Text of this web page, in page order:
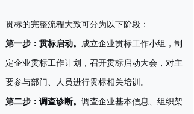
贯标的完整流程大致可分为以下阶段：
第一步：贯标启动。 成立企业贯标工作小组，制
定企业贯标工作计划，召开贯标启动大会，对主
要参与部门、人员进行贯标相关培训。
第二步：调查诊断。 调查企业基本信息、组织架